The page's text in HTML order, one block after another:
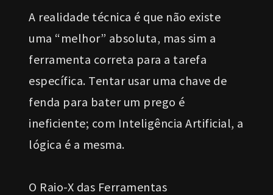
A realidade técnica é que não existe
uma “melhor” absoluta, mas sim a
ferramenta correta para a tarefa
específica. Tentar usar uma chave de
fenda para bater um prego é
ineficiente; com Inteligência Artificial, a
lógica é a mesma.
O Raio-X das Ferramentas